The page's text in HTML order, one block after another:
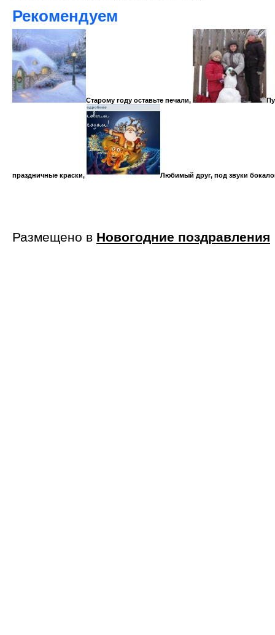
Рекомендуем
Старому году оставьте печали,
праздничные краски, Любимый друг, под звуки
Размещено в Новогодние поздравления